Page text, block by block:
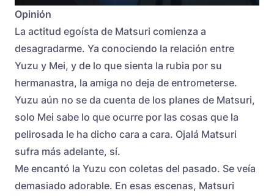
Opinión
La actitud egoísta de Matsuri comienza a
desagradarme. Ya conociendo la relación entre
Yuzu y Mei, y de lo que sienta la rubia por su
hermanastra, la amiga no deja de entrometerse.
Yuzu aún no se da cuenta de los planes de Matsuri,
solo Mei sabe lo que ocurre por las cosas que la
pelirosada le ha dicho cara a cara. Ojalá Matsuri
sufra más adelante, sí.
Me encantó la Yuzu con coletas del pasado. Se veía
demasiado adorable. En esas escenas, Matsuri